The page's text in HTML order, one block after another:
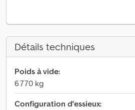
Détails techniques
Poids à vide:
6 770 kg
Configuration d'essieux: